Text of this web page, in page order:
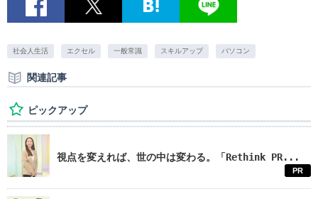
社会人生活 エクセル 一般常識 スキルアップ パソコン
関連記事
ピックアップ
視点を変えれば、世の中は変わる。「Rethink PR...
PR